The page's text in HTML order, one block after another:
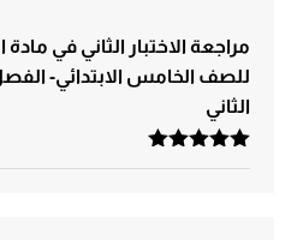
مراجعة الاختبار الثاني في مادة
للصف الخامس الابتدائي-
الثاني
تم التقييم